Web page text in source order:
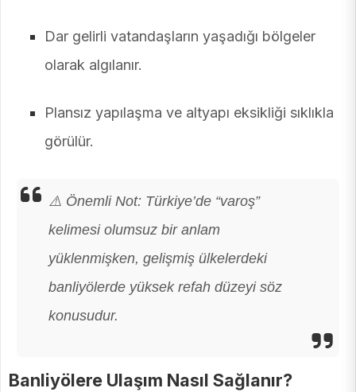
Dar gelirli vatandaşların yaşadığı bölgeler
olarak algılanır.
Plansız yapılaşma ve altyapı eksikliği sıklıkla
görülür.
⚠️ Önemli Not: Türkiye’de “varoş”
kelimesi olumsuz bir anlam
yüklenmişken, gelişmiş ülkelerdeki
banliyölerde yüksek refah düzeyi söz
konusudur.
Banliyölere Ulaşım Nasıl Sağlanır?